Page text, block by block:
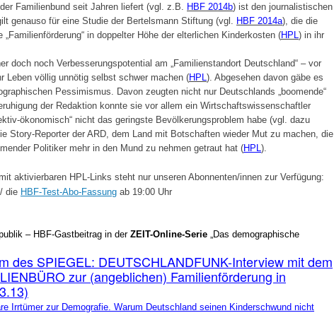
Familienbund seit Jahren liefert (vgl. z.B. HBF 2014b) ist den journalistischen
genauso für eine Studie der Bertelsmann Stiftung (vgl. HBF 2014a), die die
in doppelter Höhe der elterlichen Kinderkosten (HPL ) in ihr
doch noch Verbesserungspotential am „Familienstandort Deutschland“ – vor
Leben völlig unnötig selbst schwer machen (HPL ). Abgesehen davon gäbe es
Pessimismus. Davon zeugten nicht nur Deutschlands „boomende“
der Redaktion konnte sie vor allem ein Wirtschaftswissenschaftler
ökonomisch“ nicht das geringste Bevölkerungsproblem habe (vgl. dazu
Story-Reporter der ARD, dem Land mit Botschaften wieder Mut zu machen, die
Politiker mehr in den Mund zu nehmen getraut hat (HPL ).
aktivierbaren HPL-Links steht nur unseren Abonnenten/innen zur Verfügung:
/ die HBF-Test-Abo-Fassung ab 19:00 Uhr
– HBF-Gastbeitrag in der ZEIT-Online-Serie „Das demographische
des SPIEGEL: DEUTSCHLANDFUNK-Interview mit dem
zur (angeblichen) Familienförderung in
Irrtümer zur Demografie. Warum Deutschland seinen Kinderschwund nicht